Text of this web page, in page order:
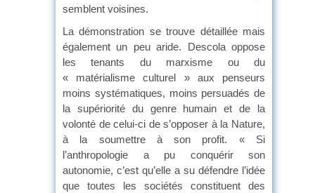
semblent voisines.
La démonstration se trouve détaillée mais
également un peu aride. Descola oppose
les tenants du marxisme ou du
« matérialisme culturel » aux penseurs
moins systématiques, moins persuadés de
la supériorité du genre humain et de la
volonté de celui-ci de s’opposer à la Nature,
à la soumettre à son profit. « Si
l’anthropologie a pu conquérir son
autonomie, c’est qu’elle a su défendre l’idée
que toutes les sociétés constituent des